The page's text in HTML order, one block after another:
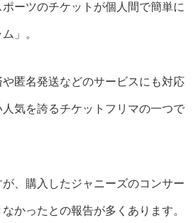
ーツのチケットが個人間で簡単に
」。
匿名発送などのサービスにも対応
気を誇るチケットフリマの一つで
、購入したジャニーズのコンサー
かったとの報告が多くあります。